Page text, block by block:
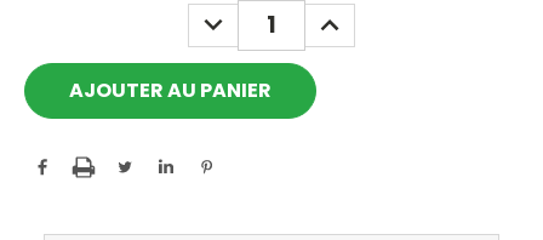
DECREASE
QUANTITY:
INCREASE
QUANTITY: